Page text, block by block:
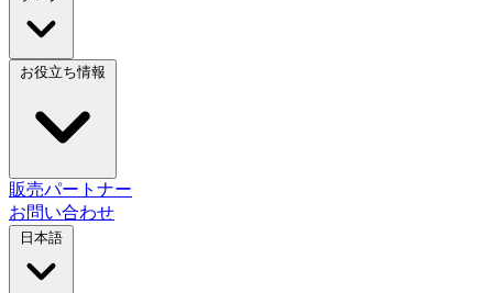
販売パートナー
お問い合わせ